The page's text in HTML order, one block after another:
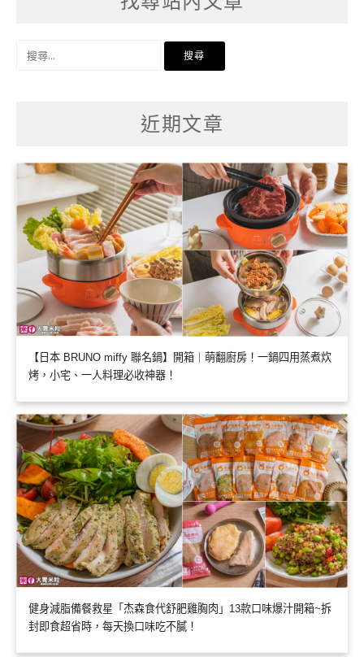
近期文章
【日本 BRUNO miffy 聯名鍋】開箱｜萌翻廚房！一鍋四用蒸煮炊
烤，小宅、一人料理必收神器！
健身減脂備餐救星「杰森食代舒肥雞胸肉」13款口味爆汁開箱~拆
封即食超省時，每天換口味吃不膩！